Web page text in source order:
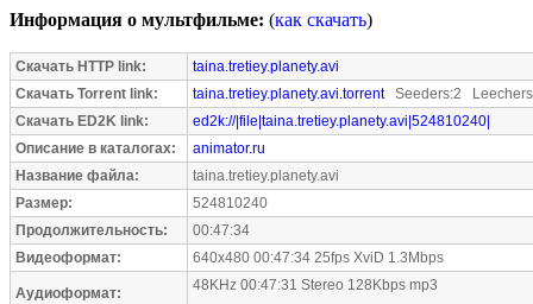
Информация о мультфильме: (как скачать)
Скачать HTTP link:
taina.tretiey.planety.avi
Скачать Torrent link:
taina.tretiey.planety.avi.torrentSeeders:2
Скачать ED2K link:
ed2k://|file|taina.tretiey.planety.avi|524810240|
Описание в каталогах:
animator.ru
Название файла:
taina.tretiey.planety.avi
Размер:
524810240
Продолжительность:
00:47:34
Видеоформат:
640x480 00:47:34 25fps XviD 1.3Mbps
Аудиоформат: 48KHz 00:47:31 Stereo 128Kbps mp3